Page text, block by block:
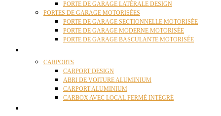
PORTE DE GARAGE LATÉRALE DESIGN
PORTES DE GARAGE MOTORISÉES
PORTE DE GARAGE SECTIONNELLE MOTORISÉE
PORTE DE GARAGE MODERNE MOTORISÉE
PORTE DE GARAGE BASCULANTE MOTORISÉE
CARPORTS
CARPORT DESIGN
ABRI DE VOITURE ALUMINIUM
CARPORT ALUMINIUM
CARBOX AVEC LOCAL FERMÉ INTÉGRÉ